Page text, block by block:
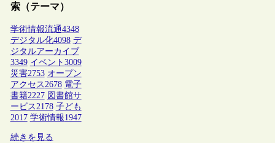
索（テーマ）
学術情報流通4348
デジタル化4098 デ
ジタルアーカイブ
3349 イベント 3009
災害2753 オープン
アクセス 2678 電子
書籍2227 図書館サ
ービス 2178 子ども
2017 学術情報1947
続きを見る